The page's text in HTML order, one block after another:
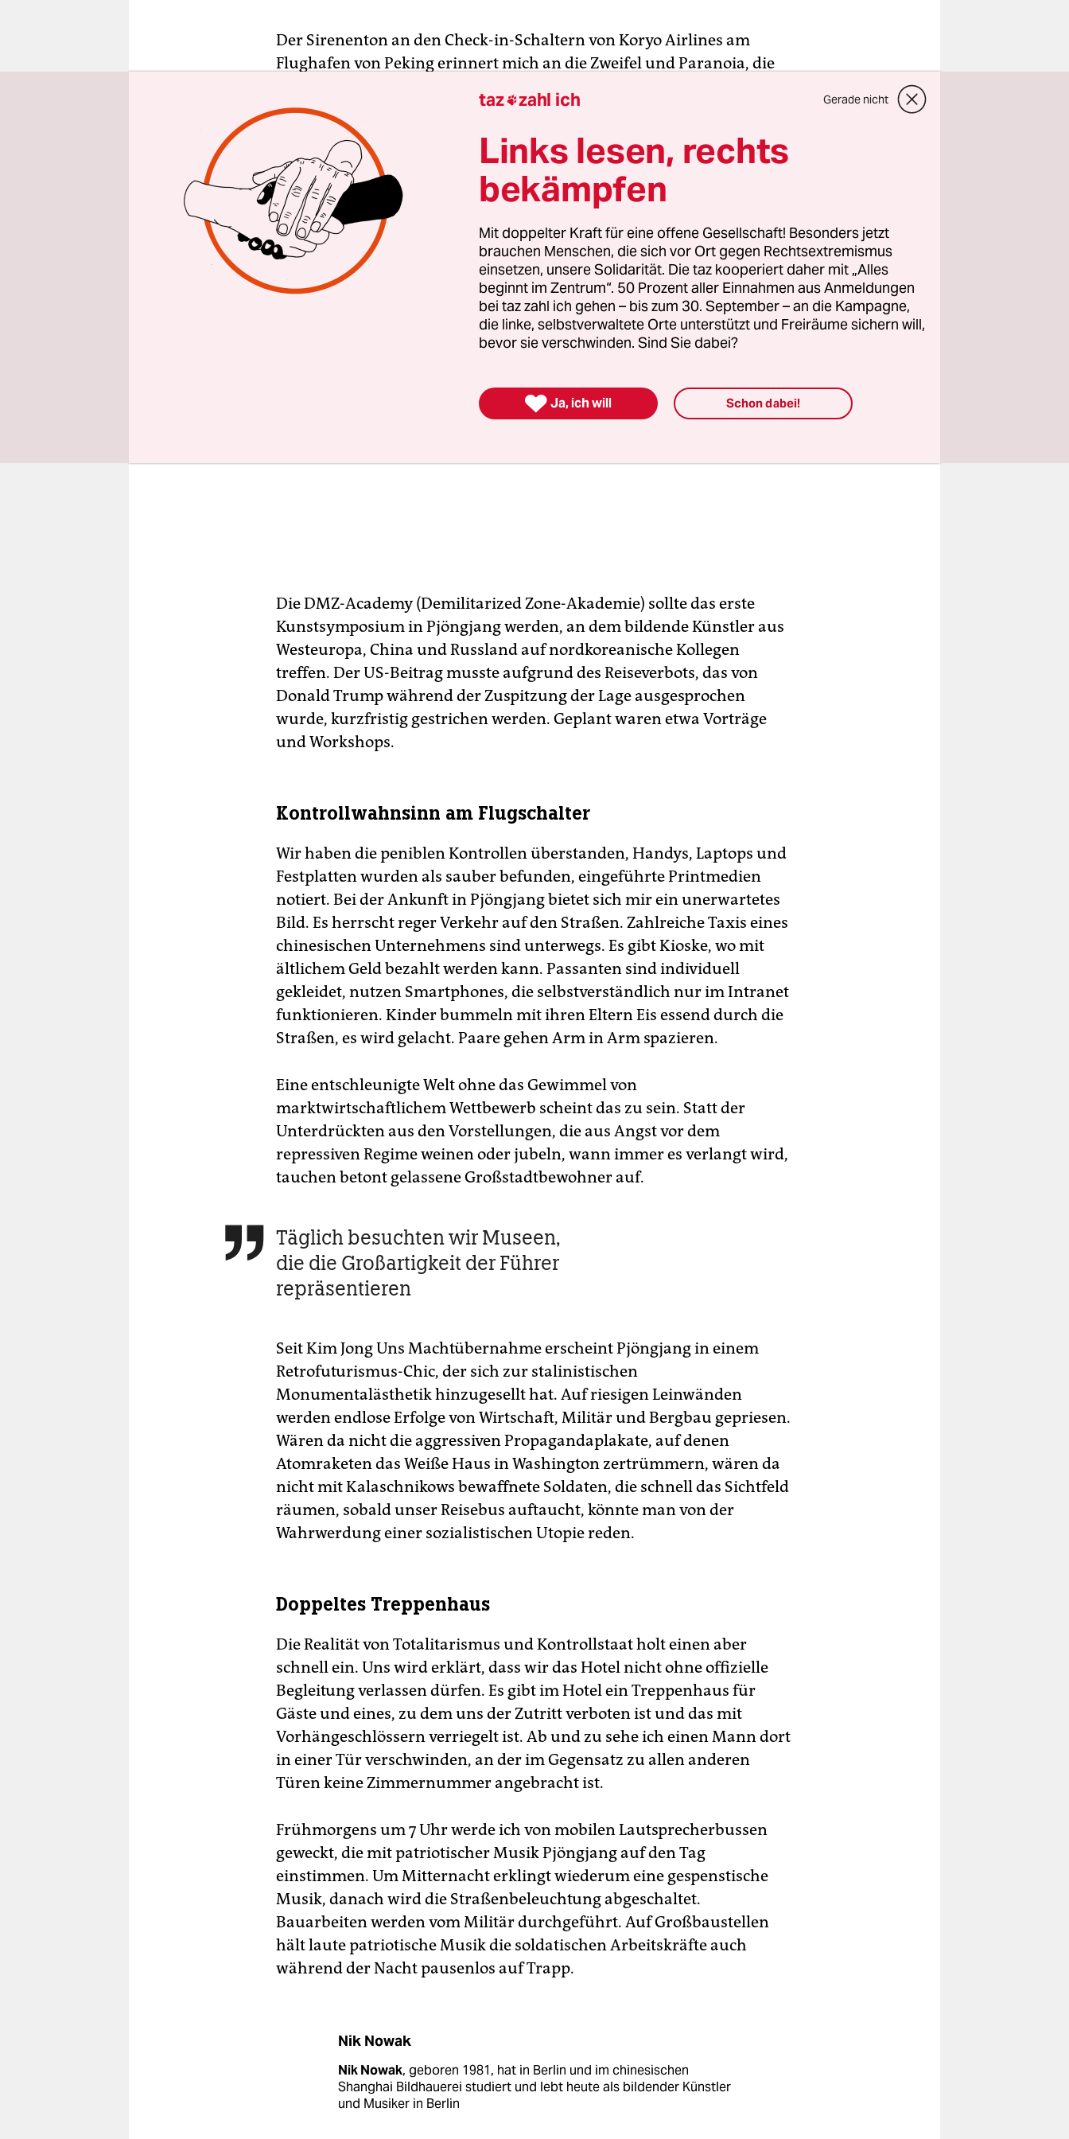
Der Sirenenton an den Check-in-Schaltern von Koryo Airlines am
Flughafen von Peking erinnert mich an die Zweifel und Paranoia, die
Koreakrise auf den Weg nach Pjöngjang zu machen? Gepäckstücke
werden überprüft, die Intervalle der Alarmsirenen verschieben sich
polyrhythmisch gegeneinander.
Als mich Morten Traavik, der 2015 ein Konzert von Laibach in
Pjöngjang realisierte, fragte, ob ich ihn mit einer Delegation
internationaler zeitgenössischer Künstler und Kuratoren nach
Nordkorea begleiten möchte, habe ich im Überschwang zugesagt.
Die DMZ-Academy (Demilitarized Zone-Akademie) sollte das erste
Kunstsymposium in Pjöngjang werden, an dem bildende Künstler aus
Westeuropa, China und Russland auf nordkoreanische Kollegen
treffen. Der US-Beitrag musste aufgrund des Reiseverbots, das von
Donald Trump während der Zuspitzung der Lage ausgesprochen
wurde, kurzfristig gestrichen werden. Geplant waren etwa Vorträge
und Workshops.
Kontrollwahnsinn am Flugschalter
Wir haben die peniblen Kontrollen überstanden, Handys, Laptops und
Festplatten wurden als sauber befunden, eingeführte Printmedien
notiert. Bei der Ankunft in Pjöngjang bietet sich mir ein unerwartetes
Bild. Es herrscht reger Verkehr auf den Straßen. Zahlreiche Taxis eines
chinesischen Unternehmens sind unterwegs. Es gibt ­Kioske, wo mit
ältlichem Geld bezahlt werden kann. Passanten sind individuell
gekleidet, nutzen Smartphones, die selbst­verständlich nur im Intranet
funktionieren. Kinder bummeln mit ihren Eltern Eis essend durch die
Straßen, es wird gelacht. Paare gehen Arm in Arm spazieren.
Eine entschleunigte Welt ohne das Gewimmel von
marktwirtschaftlichem Wettbewerb scheint das zu sein. Statt der
Unterdrückten aus den Vorstellungen, die aus Angst vor dem
repressiven Regime weinen oder jubeln, wann immer es verlangt wird,
tauchen betont gelassene Großstadtbewohner auf.
 Täglich besuchten wir Museen,
die die Großartigkeit der Führer
repräsentieren
Seit Kim Jong Uns Machtübernahme erscheint Pjöngjang in einem
Retrofuturismus-Chic, der sich zur stalinistischen
Monumentalästhetik hinzugesellt hat. Auf riesigen Leinwänden
werden endlose Erfolge von Wirtschaft, Militär und Bergbau gepriesen.
Wären da nicht die aggressiven Propagandaplakate, auf denen
Atomraketen das Weiße Haus in Washington zertrümmern, wären da
nicht mit Kalaschnikows bewaffnete Soldaten, die schnell das Sichtfeld
räumen, sobald unser Reisebus auftaucht, könnte man von der
Wahrwerdung einer sozialistischen Utopie reden.
Doppeltes Treppenhaus
Die Realität von Totalitarismus und Kontrollstaat holt einen aber
schnell ein. Uns wird erklärt, dass wir das Hotel nicht ohne offizielle
Begleitung verlassen dürfen. Es gibt im Hotel ein Treppenhaus für
Gäste und eines, zu dem uns der Zutritt verboten ist und das mit
Vorhängeschlössern verriegelt ist. Ab und zu sehe ich einen Mann dort
in einer Tür verschwinden, an der im Gegensatz zu allen anderen
Türen keine Zimmernummer angebracht ist.
Frühmorgens um 7 Uhr werde ich von mobilen Lautsprecherbussen
geweckt, die mit patriotischer Musik Pjöngjang auf den Tag
einstimmen. Um Mitternacht erklingt wiederum eine gespenstische
Musik, danach wird die Straßenbeleuchtung abgeschaltet.
Bauarbeiten werden vom Militär durchgeführt. Auf Großbaustellen
hält laute patriotische Musik die soldatischen Arbeitskräfte auch
während der Nacht pausenlos auf Trapp.
Nik Nowak
Nik Nowak, geboren 1981, hat in Berlin und im chinesischen
Shanghai Bildhauerei studiert und lebt heute als bildender Künstler
und Musiker in Berlin
taz zahl ich Gerade nicht
Links lesen, rechts
bekämpfen
Mit doppelter Kraft für eine offene Gesellschaft! Besonders jetzt
brauchen Menschen, die sich vor Ort gegen Rechtsextremismus
einsetzen, unsere Solidarität. Die taz kooperiert daher mit „Alles
beginnt im Zentrum“. 50 Prozent aller Einnahmen aus Anmeldungen
bei taz zahl ich gehen – bis zum 30. September – an die Kampagne,
die linke, selbstverwaltete Orte unterstützt und Freiräume sichern will,
bevor sie verschwinden. Sind Sie dabei?
 Ja, ich will Schon dabei!